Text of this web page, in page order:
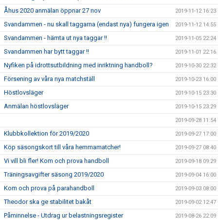
Åhus 2020 anmälan öppnar 27 nov 2019-11-12 16:23
Svandammen - nu skall taggarna (endast nya) fungera igen 2019-11-12 14:55
Svandammen - hämta ut nya taggar !! 2019-11-05 22:24
Svandammen har bytt taggar !! 2019-11-01 22:16
Nyfiken på idrottsutbildning med inriktning handboll? 2019-10-30 22:32
Försening av våra nya matchställ 2019-10-23 16:00
Höstlovsläger 2019-10-15 23:30
Anmälan höstlovsläger 2019-10-15 23:29
2019-09-28 11:54
Klubbkollektion för 2019/2020 2019-09-27 17:00
Köp säsongskort till våra hemmamatcher! 2019-09-27 08:40
Vi vill bli fler! Kom och prova handboll 2019-09-18 09:29
Träningsavgifter säsong 2019/2020 2019-09-04 16:00
Kom och prova på parahandboll 2019-09-03 08:00
Theodor ska ge stabilitet bakåt 2019-09-02 12:47
Påminnelse - Utdrag ur belastningsregister 2019-08-26 22:09